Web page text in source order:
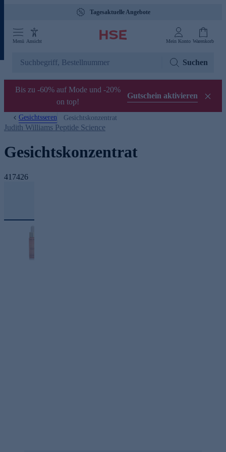
Tagesaktuelle Angebote
Menü Ansicht Mein Konto Warenkorb
Suchen
Bis zu -60% auf Mode und -20%
on top!
Gutschein aktivieren
Gesichtsseren Gesichtskonzentrat
Judith Williams Peptide Science
Gesichtskonzentrat
417426